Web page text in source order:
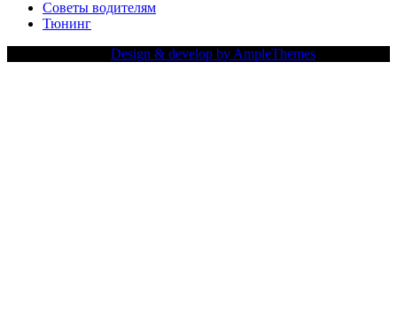
Советы водителям
Тюнинг
Design & develop by AmpleThemes